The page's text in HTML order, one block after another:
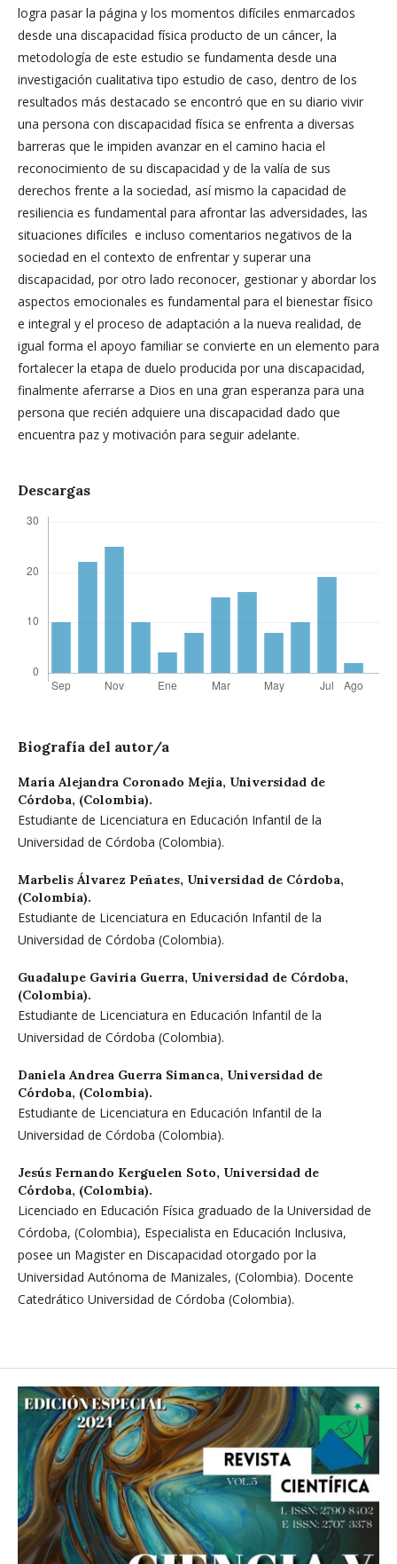
logra pasar la página y los momentos difíciles enmarcados
desde una discapacidad física producto de un cáncer, la
metodología de este estudio se fundamenta desde una
investigación cualitativa tipo estudio de caso, dentro de los
resultados más destacado se encontró que en su diario vivir
una persona con discapacidad física se enfrenta a diversas
barreras que le impiden avanzar en el camino hacia el
reconocimiento de su discapacidad y de la valía de sus
derechos frente a la sociedad, así mismo la capacidad de
resiliencia es fundamental para afrontar las adversidades, las
situaciones difíciles e incluso comentarios negativos de la
sociedad en el contexto de enfrentar y superar una
discapacidad, por otro lado reconocer, gestionar y abordar los
aspectos emocionales es fundamental para el bienestar físico
e integral y el proceso de adaptación a la nueva realidad, de
igual forma el apoyo familiar se convierte en un elemento para
fortalecer la etapa de duelo producida por una discapacidad,
finalmente aferrarse a Dios en una gran esperanza para una
persona que recién adquiere una discapacidad dado que
encuentra paz y motivación para seguir adelante.
Descargas
Biografía del autor/a
María Alejandra Coronado Mejía, Universidad de
Córdoba, (Colombia).
Estudiante de Licenciatura en Educación Infantil de la
Universidad de Córdoba (Colombia).
Marbelis Álvarez Peñates, Universidad de Córdoba,
(Colombia).
Estudiante de Licenciatura en Educación Infantil de la
Universidad de Córdoba (Colombia).
Guadalupe Gaviria Guerra, Universidad de Córdoba,
(Colombia).
Estudiante de Licenciatura en Educación Infantil de la
Universidad de Córdoba (Colombia).
Daniela Andrea Guerra Simanca, Universidad de
Córdoba, (Colombia).
Estudiante de Licenciatura en Educación Infantil de la
Universidad de Córdoba (Colombia).
Jesús Fernando Kerguelen Soto, Universidad de
Córdoba, (Colombia).
Licenciado en Educación Física graduado de la Universidad de
Córdoba, (Colombia), Especialista en Educación Inclusiva,
posee un Magister en Discapacidad otorgado por la
Universidad Autónoma de Manizales, (Colombia). Docente
Catedrático Universidad de Córdoba (Colombia).